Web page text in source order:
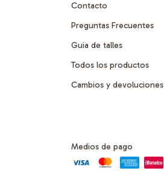
Contacto
Preguntas Frecuentes
Guia de talles
Todos los productos
Cambios y devoluciones
Medios de pago